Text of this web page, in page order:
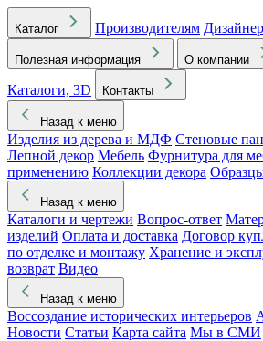
Каталог Производителям
Полезная информация О компании
Каталоги, 3D
Контакты
Назад к меню
Изделия из дерева и МДФ Стеновые
Лепной декор Мебель Фурнитура для
применению Коллекции декора
Назад к меню
Каталоги и чертежи Вопрос-ответ
изделий Оплата и доставка Договор
по отделке и монтажу Хранение и
возврат Видео
Назад к меню
Воссоздание исторических интерьеров
Новости Статьи Карта сайта Мы в СМИ